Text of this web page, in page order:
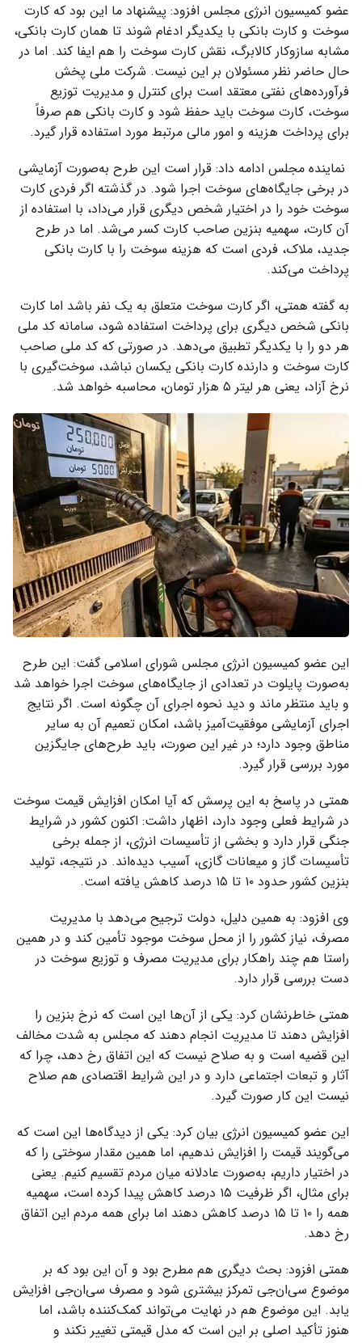
عضو کمیسیون انرژی مجلس افزود: پیشنهاد ما این بود که کارت
سوخت و کارت بانکی با یکدیگر ادغام شوند تا همان کارت بانکی،
مشابه سازوکار کالابرگ، نقش کارت سوخت را هم ایفا کند. اما در
حال حاضر نظر مسئولان بر این نیست. شرکت ملی پخش
فرآورده‌های نفتی معتقد است برای کنترل و مدیریت توزیع
سوخت، کارت سوخت باید حفظ شود و کارت بانکی هم صرفاً
برای پرداخت هزینه و امور مالی مرتبط مورد استفاده قرار گیرد.
نماینده مجلس ادامه داد: قرار است این طرح به‌صورت آزمایشی
در برخی جایگاه‌های سوخت اجرا شود. در گذشته اگر فردی کارت
سوخت خود را در اختیار شخص دیگری قرار می‌داد، با استفاده از
آن کارت، سهمیه بنزین صاحب کارت کسر می‌شد. اما در طرح
جدید، ملاک، فردی است که هزینه سوخت را با کارت بانکی
پرداخت می‌کند.
به گفته همتی، اگر کارت سوخت متعلق به یک نفر باشد اما کارت
بانکی شخص دیگری برای پرداخت استفاده شود، سامانه کد ملی
هر دو را با یکدیگر تطبیق می‌دهد. در صورتی که کد ملی صاحب
کارت سوخت و دارنده کارت بانکی یکسان نباشد، سوخت‌گیری با
نرخ آزاد، یعنی هر لیتر ۵ هزار تومان، محاسبه خواهد شد.
این عضو کمیسیون انرژی مجلس شورای اسلامی گفت: این طرح
به‌صورت پایلوت در تعدادی از جایگاه‌های سوخت اجرا خواهد شد
و باید منتظر ماند و دید نحوه اجرای آن چگونه است. اگر نتایج
اجرای آزمایشی موفقیت‌آمیز باشد، امکان تعمیم آن به سایر
مناطق وجود دارد؛ در غیر این صورت، باید طرح‌های جایگزین
مورد بررسی قرار گیرد.
همتی در پاسخ به این پرسش که آیا امکان افزایش قیمت سوخت
در شرایط فعلی وجود دارد، اظهار داشت: اکنون کشور در شرایط
جنگی قرار دارد و بخشی از تأسیسات انرژی، از جمله برخی
تأسیسات گاز و میعانات گازی، آسیب دیده‌اند. در نتیجه، تولید
بنزین کشور حدود ۱۰ تا ۱۵ درصد کاهش یافته است.
وی افزود: به همین دلیل، دولت ترجیح می‌دهد با مدیریت
مصرف، نیاز کشور را از محل سوخت موجود تأمین کند و در همین
راستا هم چند راهکار برای مدیریت مصرف و توزیع سوخت در
دست بررسی قرار دارد.
همتی خاطرنشان کرد: یکی از آن‌ها این است که نرخ بنزین را
افزایش دهند تا مدیریت انجام دهند که مجلس به شدت مخالف
این قضیه است و به صلاح نیست که این اتفاق رخ دهد، چرا که
آثار و تبعات اجتماعی دارد و در این شرایط اقتصادی هم صلاح
نیست این کار صورت گیرد.
این عضو کمیسیون انرژی بیان کرد: یکی از دیدگاه‌ها این است که
می‌گویند قیمت را افزایش ندهیم، اما همین مقدار سوختی را که
در اختیار داریم، به‌صورت عادلانه میان مردم تقسیم کنیم. یعنی
برای مثال، اگر ظرفیت ۱۵ درصد کاهش پیدا کرده است، سهمیه
همه را ۱۰ تا ۱۵ درصد کاهش دهند اما برای همه مردم این اتفاق
رخ دهد.
همتی افزود: بحث دیگری هم مطرح بود و آن این بود که بر
موضوع سی‌ان‌جی تمرکز بیشتری شود و مصرف سی‌ان‌جی افزایش
یابد. این موضوع هم در نهایت می‌تواند کمک‌کننده باشد، اما
هنوز تأکید اصلی بر این است که مدل قیمتی تغییر نکند و